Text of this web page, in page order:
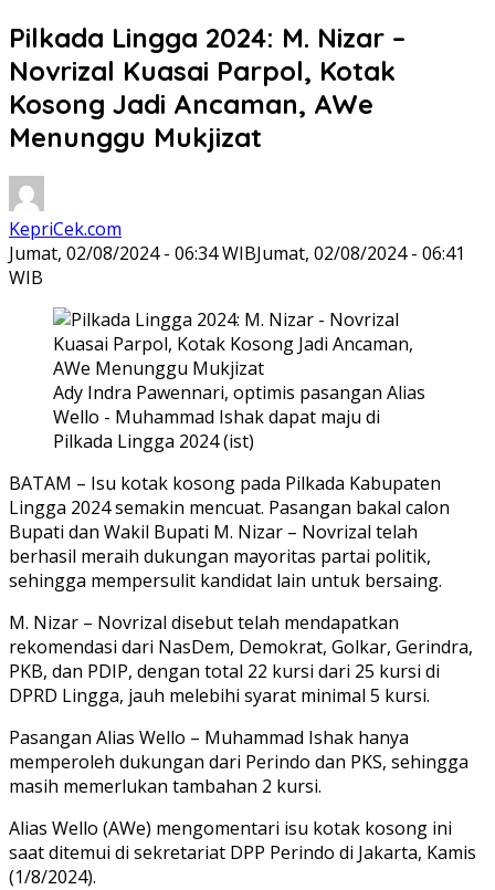
Pilkada Lingga 2024: M. Nizar –
Novrizal Kuasai Parpol, Kotak
Kosong Jadi Ancaman, AWe
Menunggu Mukjizat
KepriCek.com
Jumat, 02/08/2024 - 06:34 WIBJumat, 02/08/2024 - 06:41
WIB
Ady Indra Pawennari, optimis pasangan Alias
Wello - Muhammad Ishak dapat maju di
Pilkada Lingga 2024 (ist)
BATAM – Isu kotak kosong pada Pilkada Kabupaten
Lingga 2024 semakin mencuat. Pasangan bakal calon
Bupati dan Wakil Bupati M. Nizar – Novrizal telah
berhasil meraih dukungan mayoritas partai politik,
sehingga mempersulit kandidat lain untuk bersaing.
M. Nizar – Novrizal disebut telah mendapatkan
rekomendasi dari NasDem, Demokrat, Golkar, Gerindra,
PKB, dan PDIP, dengan total 22 kursi dari 25 kursi di
DPRD Lingga, jauh melebihi syarat minimal 5 kursi.
Pasangan Alias Wello – Muhammad Ishak hanya
memperoleh dukungan dari Perindo dan PKS, sehingga
masih memerlukan tambahan 2 kursi.
Alias Wello (AWe) mengomentari isu kotak kosong ini
saat ditemui di sekretariat DPP Perindo di Jakarta, Kamis
(1/8/2024).